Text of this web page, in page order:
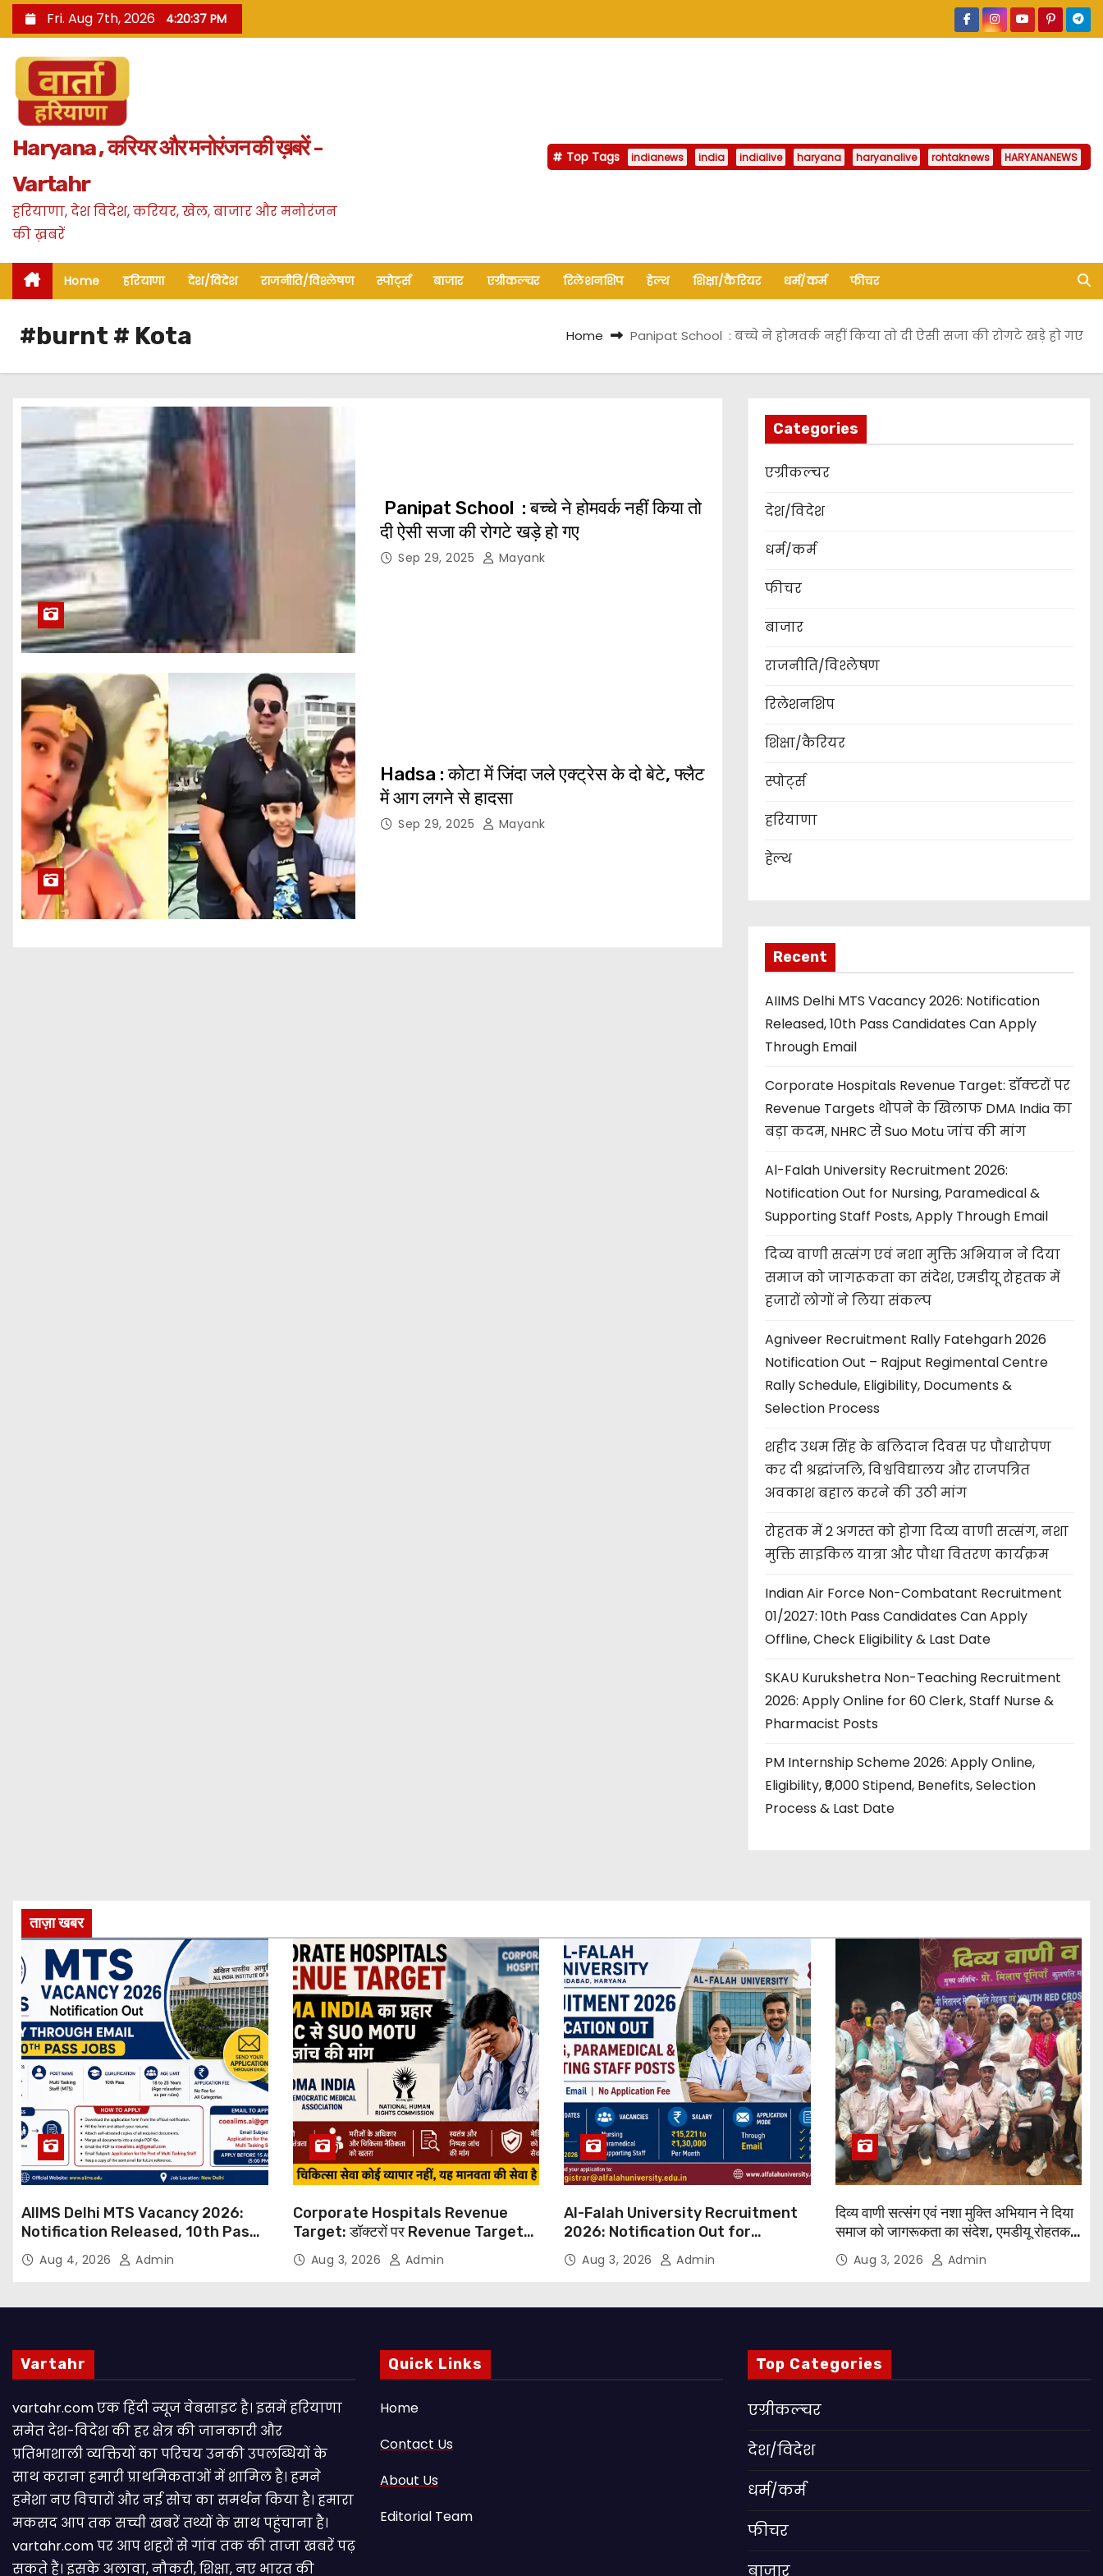
k
n
Fri. Aug 7th, 2026 4:20:38 PM
Haryana , करियर और मनोरंजन की ख़बरें -
Vartahr
हरियाणा, देश विदेश, करियर, खेल, बाजार और मनोरंजन
की ख़बरें
Top Tags indianews india indialive haryana haryanalive rohtaknews HARYANANEWS
Home हरियाणा देश/विदेश राजनीति/विश्लेषण स्पोर्ट्स बाजार एग्रीकल्चर रिलेशनशिप हेल्थ शिक्षा/कैरियर धर्म/कर्म फीचर
#burnt # Kota Home Panipat School : बच्चे ने होमवर्क नहीं किया तो दी ऐसी सजा की रोगटे खड़े हो गए
Panipat School : बच्चे ने होमवर्क नहीं किया तो
दी ऐसी सजा की रोगटे खड़े हो गए
Sep 29, 2025 Mayank
Hadsa : कोटा में जिंदा जले एक्ट्रेस के दो बेटे, फ्लैट
में आग लगने से हादसा
Sep 29, 2025 Mayank
Categories
एग्रीकल्चर
देश/विदेश
धर्म/कर्म
फीचर
बाजार
राजनीति/विश्लेषण
रिलेशनशिप
शिक्षा/कैरियर
स्पोर्ट्स
हरियाणा
हेल्थ
Recent
AIIMS Delhi MTS Vacancy 2026: Notification
Released, 10th Pass Candidates Can Apply
Through Email
Corporate Hospitals Revenue Target: डॉक्टरों पर
Revenue Targets थोपने के खिलाफ DMA India का
बड़ा कदम, NHRC से Suo Motu जांच की मांग
Al-Falah University Recruitment 2026:
Notification Out for Nursing, Paramedical &
Supporting Staff Posts, Apply Through Email
दिव्य वाणी सत्संग एवं नशा मुक्ति अभियान ने दिया
समाज को जागरूकता का संदेश, एमडीयू रोहतक में
हजारों लोगों ने लिया संकल्प
Agniveer Recruitment Rally Fatehgarh 2026
Notification Out – Rajput Regimental Centre
Rally Schedule, Eligibility, Documents &
Selection Process
शहीद उधम सिंह के बलिदान दिवस पर पौधारोपण
कर दी श्रद्धांजलि, विश्वविद्यालय और राजपत्रित
अवकाश बहाल करने की उठी मांग
रोहतक में 2 अगस्त को होगा दिव्य वाणी सत्संग, नशा
मुक्ति साइकिल यात्रा और पौधा वितरण कार्यक्रम
Indian Air Force Non-Combatant Recruitment
01/2027: 10th Pass Candidates Can Apply
Offline, Check Eligibility & Last Date
SKAU Kurukshetra Non-Teaching Recruitment
2026: Apply Online for 60 Clerk, Staff Nurse &
Pharmacist Posts
PM Internship Scheme 2026: Apply Online,
Eligibility, ₹9,000 Stipend, Benefits, Selection
Process & Last Date
ताज़ा खबर
AIIMS Delhi MTS Vacancy 2026:
Notification Released, 10th Pass
Candidates Can Apply Through
Email
Aug 4, 2026 Admin
Corporate Hospitals Revenue
Target: डॉक्टरों पर Revenue Targets
थोपने के खिलाफ DMA India का बड़ा कदम,
NHRC से Suo Motu जांच की मांग
Aug 3, 2026 Admin
Al-Falah University Recruitment
2026: Notification Out for
Nursing, Paramedical &
Supporting Staff Posts, Apply
Aug 3, 2026 Admin
दिव्य वाणी सत्संग एवं नशा मुक्ति अभियान ने दिया
समाज को जागरूकता का संदेश, एमडीयू रोहतक में
हजारों लोगों ने लिया संकल्प
Aug 3, 2026 Admin
Vartahr
vartahr.com एक हिंदी न्यूज वेबसाइट है। इसमें हरियाणा
समेत देश-विदेश की हर क्षेत्र की जानकारी और
प्रतिभाशाली व्यक्तियों का परिचय उनकी उपलब्धियों के
साथ कराना हमारी प्राथमिकताओं में शामिल है। हमने
हमेशा नए विचारों और नई सोच का समर्थन किया है। हमारा
मकसद आप तक सच्ची खबरें तथ्यों के साथ पहुंचाना है।
vartahr.com पर आप शहरों से गांव तक की ताजा खबरें पढ़
सकते हैं। इसके अलावा, नौकरी, शिक्षा, नए भारत की
Quick Links
Home
Contact Us
About Us
Editorial Team
Top Categories
एग्रीकल्चर
देश/विदेश
धर्म/कर्म
फीचर
बाजार